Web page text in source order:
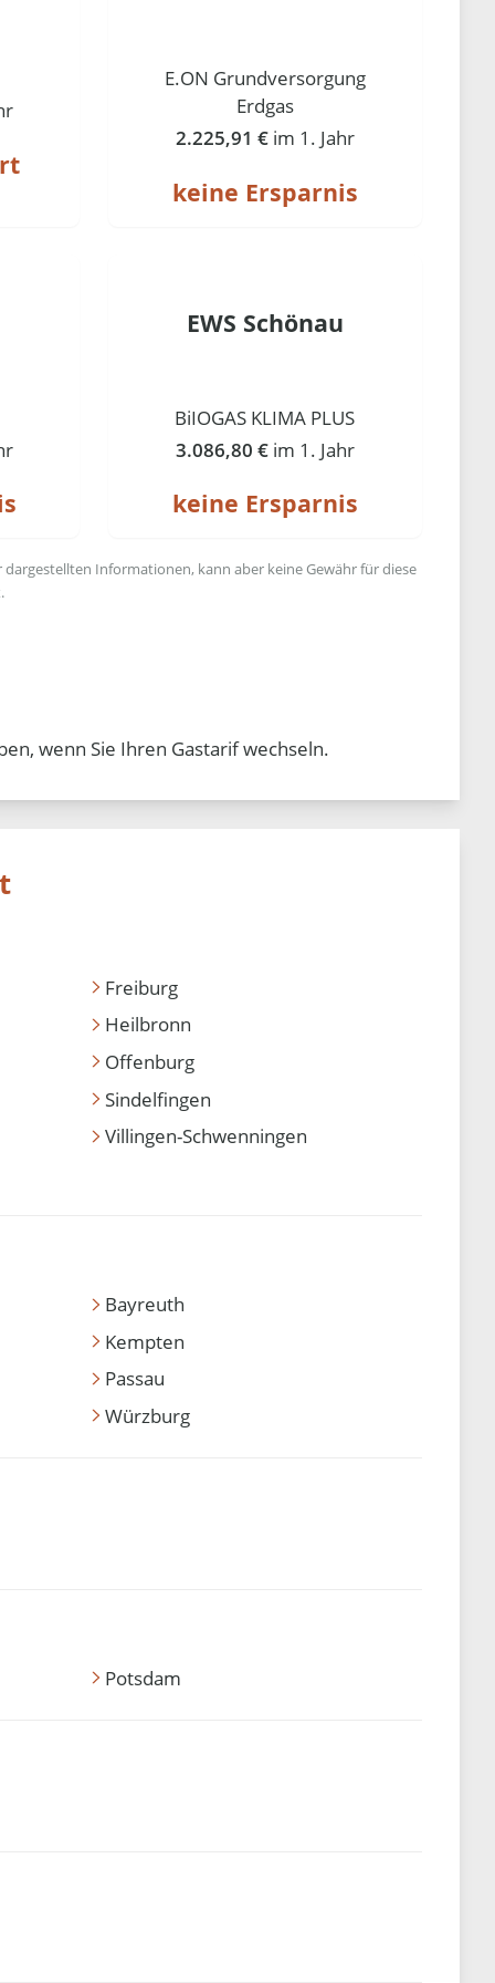
E.ON Grundversorgung
Erdgas
2.225,91 € im 1. Jahr
keine Ersparnis
EWS Schönau
BiIOGAS KLIMA PLUS
3.086,80 € im 1. Jahr
keine Ersparnis
Informationen, kann aber keine Gewähr für diese
wenn Sie Ihren Gastarif wechseln.
Freiburg
Heilbronn
Offenburg
Sindelfingen
Villingen-Schwenningen
Bayreuth
Kempten
Passau
Würzburg
Potsdam